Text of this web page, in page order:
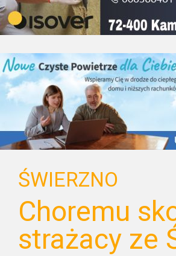
ŚWIERZNO
Choremu
strażacy ze